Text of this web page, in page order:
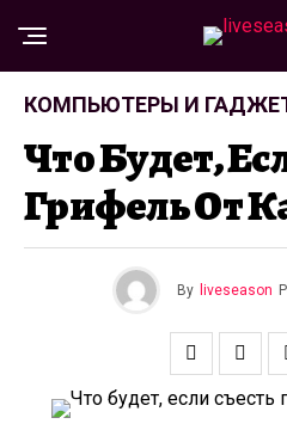
КОМПЬЮТЕРЫ И
Что Будет,
Грифель От
By liveseason